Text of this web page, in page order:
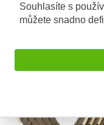
Souhlasíte s
můžete snadno
OBV. 5 DNÍ